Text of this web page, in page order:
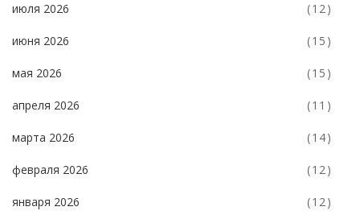
июля 2026 (12)
июня 2026 (15)
мая 2026 (15)
апреля 2026 (11)
марта 2026 (14)
февраля 2026 (12)
января 2026 (12)